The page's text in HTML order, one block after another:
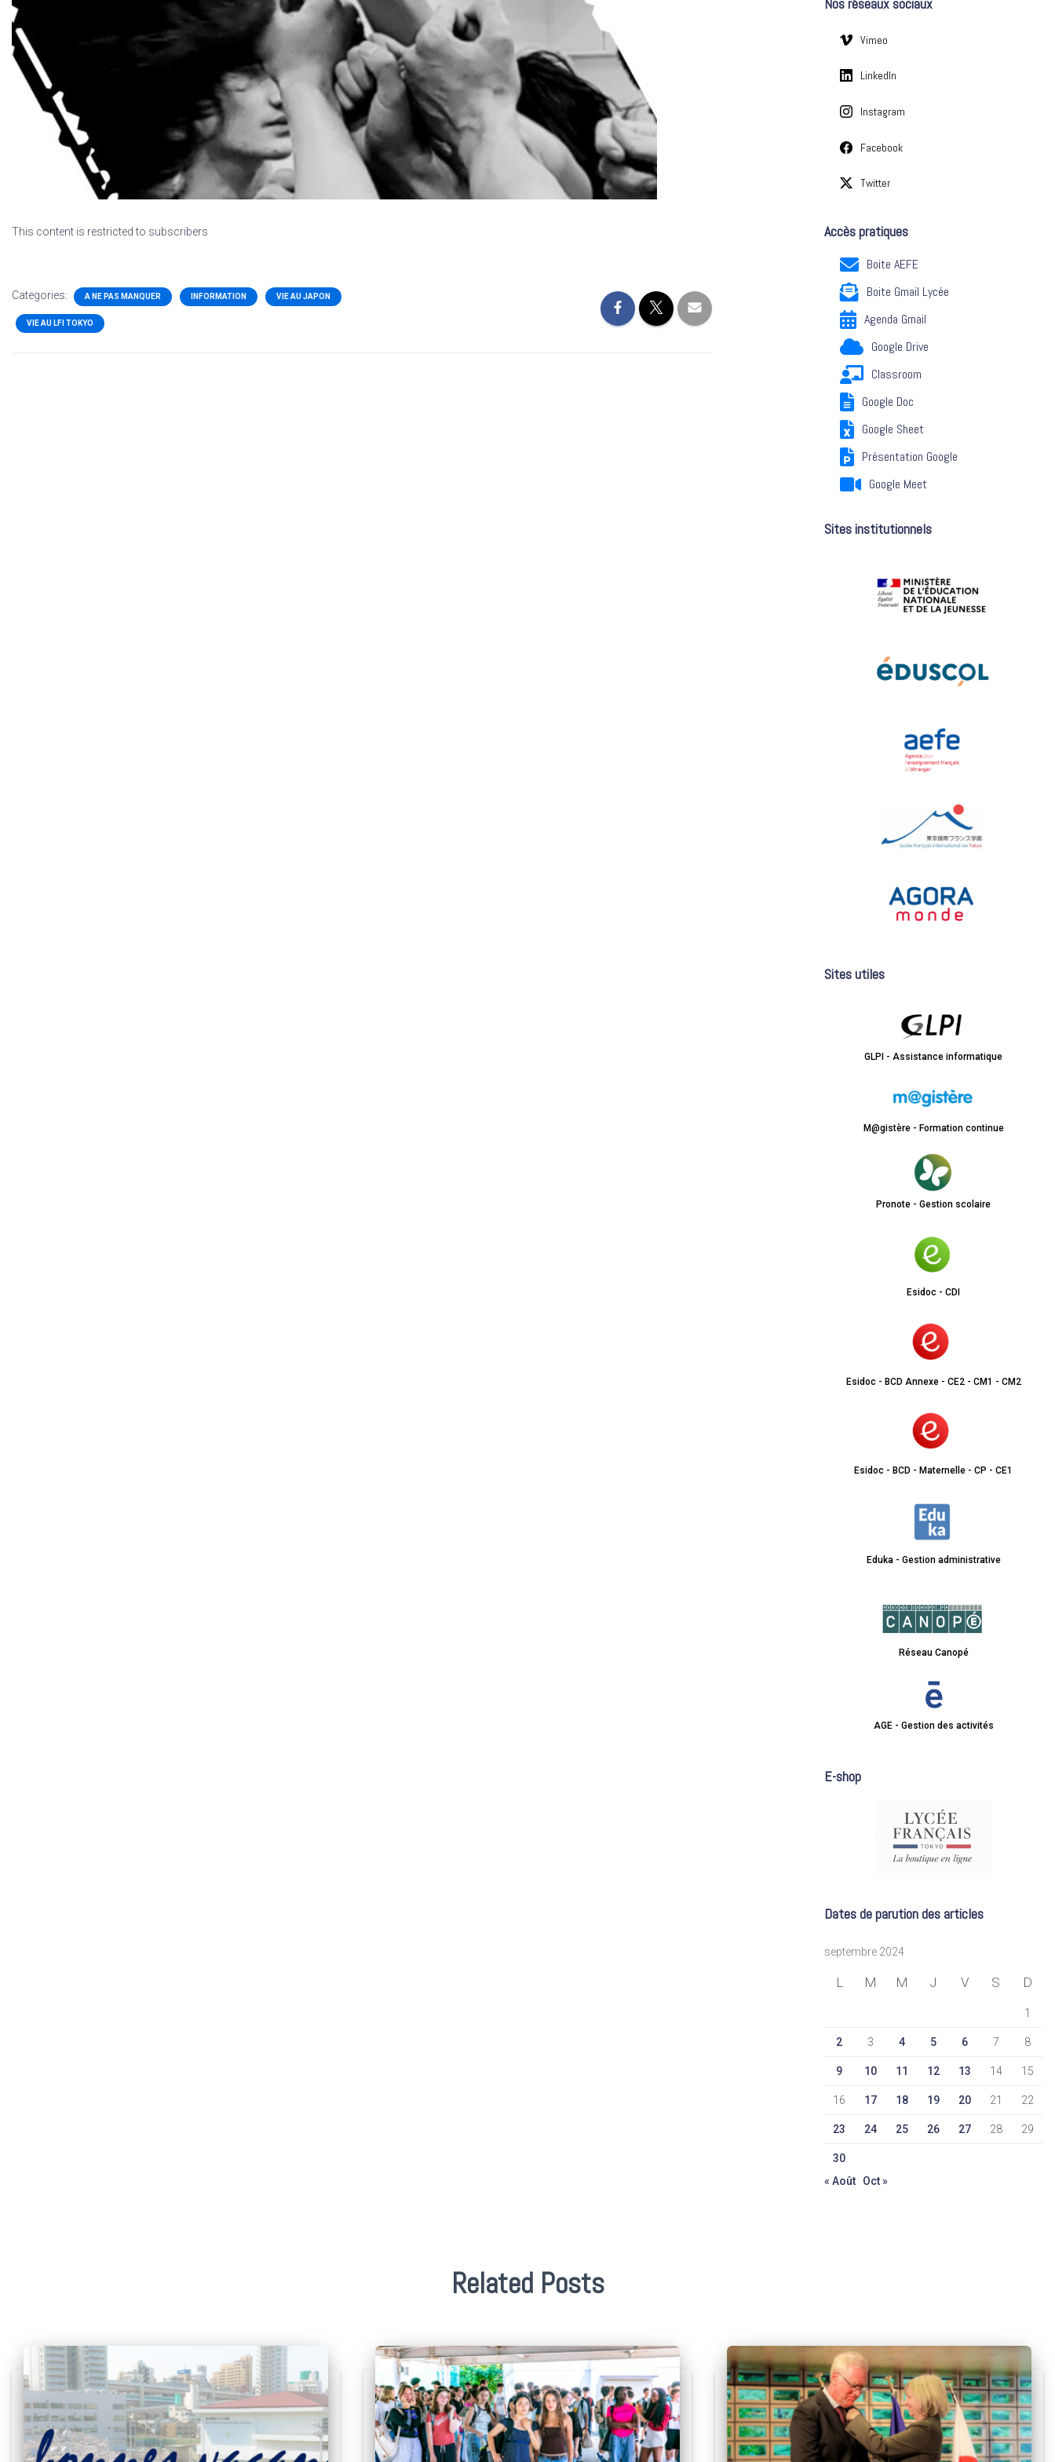
This content is restricted to subscribers
Categories: A NE PAS MANQUER INFORMATION VIE AU JAPON
VIE AU LFI TOKYO
e
Vimeo
LinkedIn
Instagram
Facebook
Twitter
Accès pratiques
Boite AEFE
Boite Gmail Lycée
Agenda Gmail
Google Drive
Classroom
Google Doc
Google Sheet
Présentation Google
Google Meet
Sites institutionnels
Sites utiles
GLPI - Assistance informatique
M@gistère - Formation continue
Pronote - Gestion scolaire
Esidoc - CDI
Esidoc - BCD Annexe - CE2 - CM1 - CM2
Esidoc - BCD - Maternelle - CP - CE1
Eduka - Gestion administrative
Réseau Canopé
AGE - Gestion des activités
E-shop
Dates de parution des articles
septembre 2024
L M M J V S D
1
2 3 4 5 6 7 8
9 10 11 12 13 14 15
16 17 18 19 20 21 22
23 24 25 26 27 28 29
30
« Août
Oct »
Related Posts